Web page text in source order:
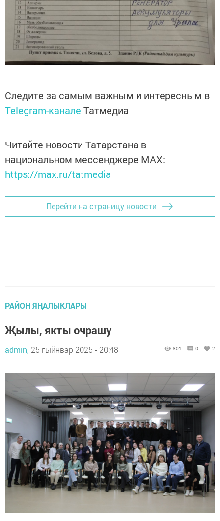
Следите за самым важным и интересным в
Telegram-канале Татмедиа
Читайте новости Татарстана в
национальном мессенджере MАХ:
https://max.ru/tatmedia
Перейти на страницу новости
РАЙОН ЯҢАЛЫКЛАРЫ
Җылы, якты очрашу
admin, 25 гыйнвар 2025 - 20:48 801 0 2